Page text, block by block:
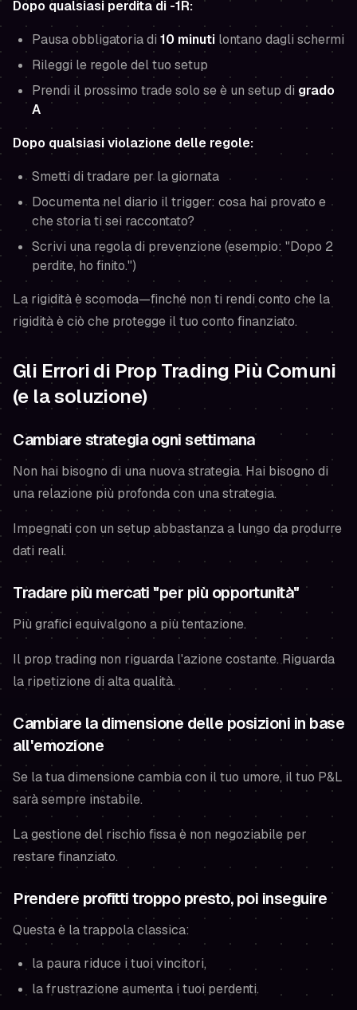
Dopo qualsiasi perdita di -1R:
Pausa obbligatoria di 10 minuti lontano dagli schermi
Rileggi le regole del tuo setup
Prendi il prossimo trade solo se è un setup di grado
A
Dopo qualsiasi violazione delle regole:
Smetti di tradare per la giornata
Documenta nel diario il trigger: cosa hai provato e
che storia ti sei raccontato?
Scrivi una regola di prevenzione (esempio: "Dopo 2
perdite, ho finito.")
La rigidità è scomoda—finché non ti rendi conto che la
rigidità è ciò che protegge il tuo conto finanziato.
Gli Errori di Prop Trading Più Comuni
(e la soluzione)
Cambiare strategia ogni settimana
Non hai bisogno di una nuova strategia. Hai bisogno di
una relazione più profonda con una strategia.
Impegnati con un setup abbastanza a lungo da produrre
dati reali.
Tradare più mercati "per più opportunità"
Più grafici equivalgono a più tentazione.
Il prop trading non riguarda l'azione costante. Riguarda
la ripetizione di alta qualità.
Cambiare la dimensione delle posizioni in base
all'emozione
Se la tua dimensione cambia con il tuo umore, il tuo P&L
sarà sempre instabile.
La gestione del rischio fissa è non negoziabile per
restare finanziato.
Prendere profitti troppo presto, poi inseguire
Questa è la trappola classica:
la paura riduce i tuoi vincitori,
la frustrazione aumenta i tuoi perdenti.